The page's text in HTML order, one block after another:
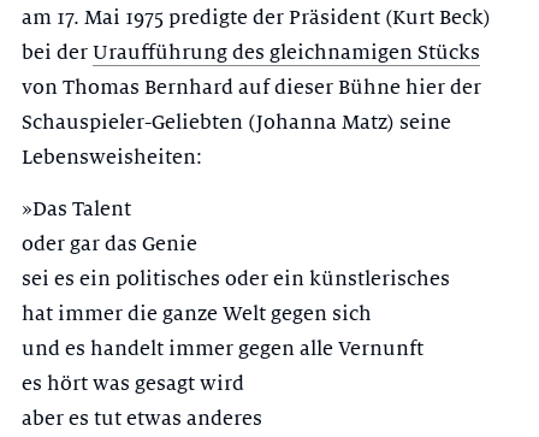
am 17. Mai 1975 predigte der Präsident (Kurt Beck)
bei derUraufführung des gleichnamigen Stücks
von Thomas Bernhard auf dieser Bühne hier der
Schauspieler-Geliebten (Johanna Matz) seine
Lebensweisheiten:
»Das Talent
oder gar das Genie
sei es ein politisches oder ein künstlerisches
hat immer die ganze Welt gegen sich
und es handelt immer gegen alle Vernunft
es hört was gesagt wird
aber es tut etwas anderes